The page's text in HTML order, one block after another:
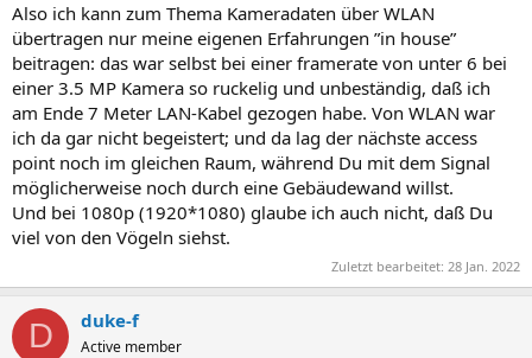
Also ich kann zum Thema Kameradaten über WLAN
übertragen nur meine eigenen Erfahrungen ”in house”
beitragen: das war selbst bei einer framerate von unter 6 bei
einer 3.5 MP Kamera so ruckelig und unbeständig, daß ich
am Ende 7 Meter LAN-Kabel gezogen habe. Von WLAN war
ich da gar nicht begeistert; und da lag der nächste access
point noch im gleichen Raum, während Du mit dem Signal
möglicherweise noch durch eine Gebäudewand willst.
Und bei 1080p (1920*1080) glaube ich auch nicht, daß Du
viel von den Vögeln siehst.
Zuletzt bearbeitet: 28 Jan. 2022
D duke-f
Active member